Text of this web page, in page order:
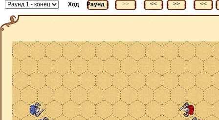
<< >> <<
Ход >> <<
Раунд